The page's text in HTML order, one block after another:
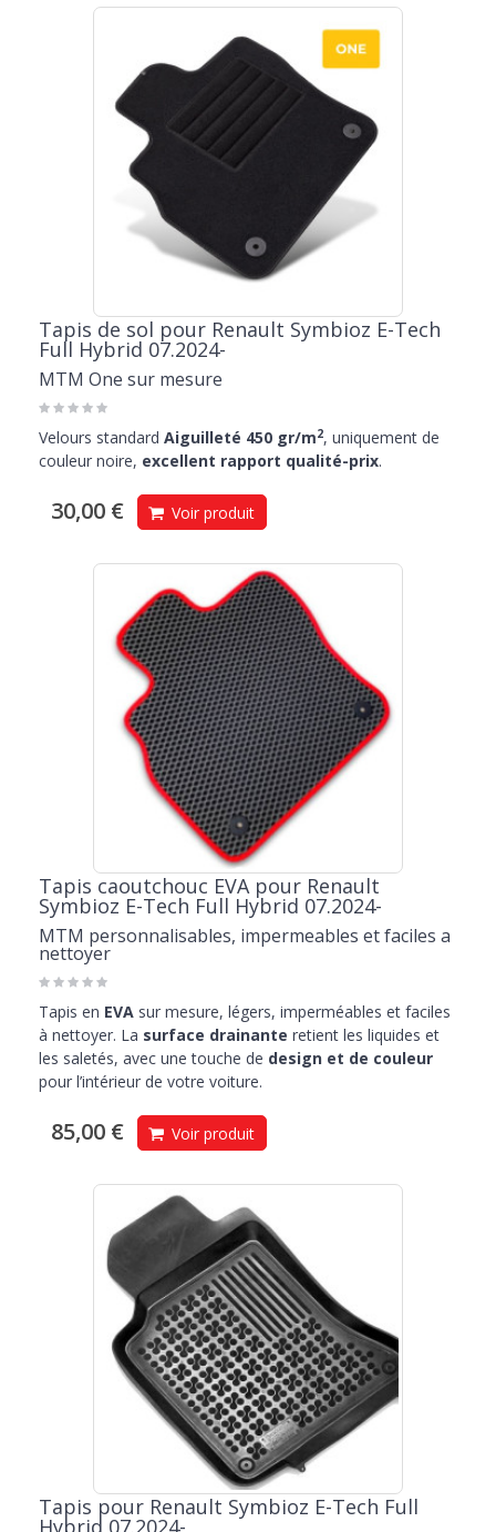
Tapis de sol pour Renault Symbioz E-Tech
Full Hybrid 07.2024-
MTM One sur mesure
Velours standard Aiguilleté 450 gr/m2, uniquement de
couleur noire, excellent rapport qualité-prix.
30,00 € Voir produit
Tapis caoutchouc EVA pour Renault
Symbioz E-Tech Full Hybrid 07.2024-
MTM personnalisables, impermeables et faciles a
nettoyer
Tapis en EVA sur mesure, légers, imperméables et faciles
à nettoyer. La surface drainante retient les liquides et
les saletés, avec une touche de design et de couleur
pour l’intérieur de votre voiture.
85,00 € Voir produit
Tapis pour Renault Symbioz E-Tech Full
Hybrid 07.2024-